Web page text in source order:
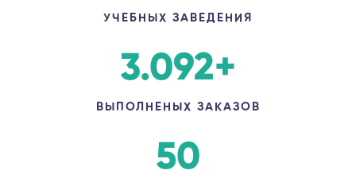
УЧЕБНЫХ ЗАВЕДЕНИЯ
3.092+
ВЫПОЛНЕНЫХ ЗАКАЗОВ
50